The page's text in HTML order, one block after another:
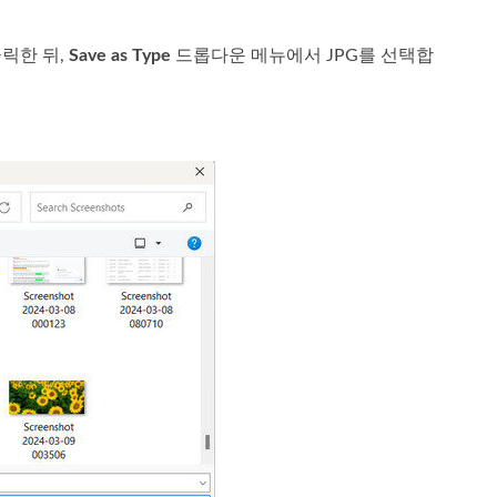
한 뒤, Save as Type 드롭다운 메뉴에서 JPG를 선택합